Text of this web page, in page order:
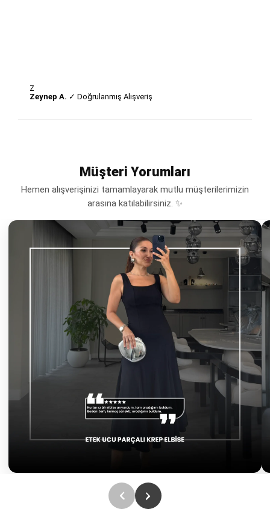
Z
Zeynep A. ✓ Doğrulanmış Alışveriş
Müşteri Yorumları
Hemen alışverişinizi tamamlayarak mutlu müşterilerimizin
arasına katılabilirsiniz. ✨